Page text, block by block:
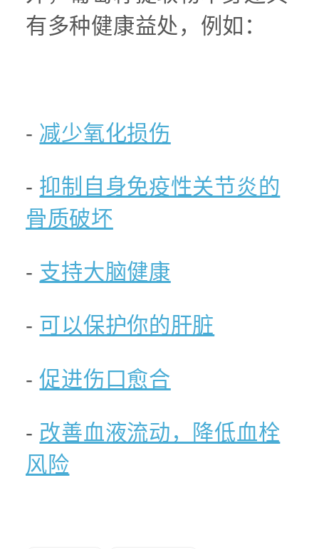
有多种健康益处，例如：
- 减少氧化损伤
- 抑制自身免疫性关节炎的
骨质破坏
- 支持大脑健康
- 可以保护你的肝脏
-促进伤口愈合
- 改善血液流动，降低血栓
风险